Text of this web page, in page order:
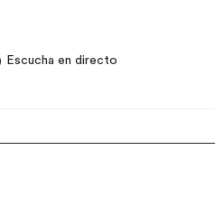
Escucha en directo